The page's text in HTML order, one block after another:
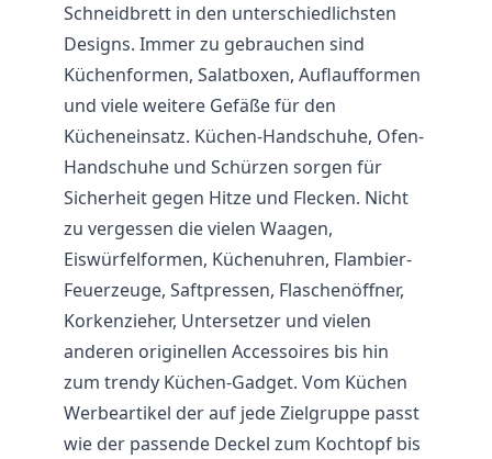
Schneidbrett in den unterschiedlichsten
Designs. Immer zu gebrauchen sind
Küchenformen, Salatboxen, Auflaufformen
und viele weitere Gefäße für den
Kücheneinsatz. Küchen-Handschuhe, Ofen-
Handschuhe und Schürzen sorgen für
Sicherheit gegen Hitze und Flecken. Nicht
zu vergessen die vielen Waagen,
Eiswürfelformen, Küchenuhren, Flambier-
Feuerzeuge, Saftpressen, Flaschenöffner,
Korkenzieher, Untersetzer und vielen
anderen originellen Accessoires bis hin
zum trendy Küchen-Gadget. Vom Küchen
Werbeartikel der auf jede Zielgruppe passt
wie der passende Deckel zum Kochtopf bis